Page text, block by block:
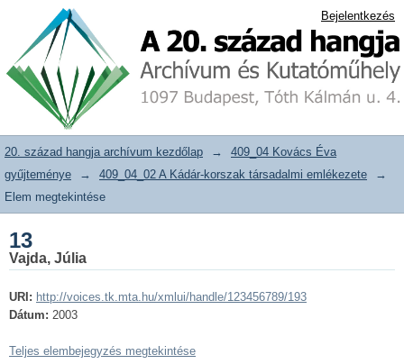
20. század hangja archívum adattár Bejelentkezés
20. század hangja archívum kezdőlap →
409_04 Kovács Éva
gyűjteménye
→ 409_04_02 A Kádár-korszak társadalmi emlékezete
→
Elem megtekintése
13
Vajda, Júlia
URI: http://voices.tk.mta.hu/xmlui/handle/123456789/193
Dátum: 2003
Teljes elembejegyzés megtekintése